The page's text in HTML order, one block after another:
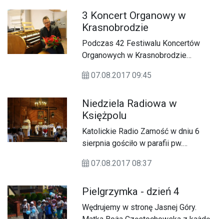
zespół Łzy
3 Koncert Organowy w
Krasnobrodzie
Podczas 42 Festiwalu Koncertów
Organowych w Krasnobrodzie
07.08.2017 09:45
Niedziela Radiowa w
Księżpolu
Katolickie Radio Zamość w dniu 6
sierpnia gościło w parafii pw.
Księżpolu w ramach Niedzieli
07.08.2017 08:37
Pielgrzymka - dzień 4
Wędrujemy w stronę Jasnej Góry.